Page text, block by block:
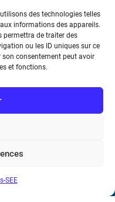
des technologies telles
informations des appareils.
permettra de traiter des
ou les ID uniques sur ce
son consentement peut avoir
et fonctions.
SEE
d’André-
» Ligne 9